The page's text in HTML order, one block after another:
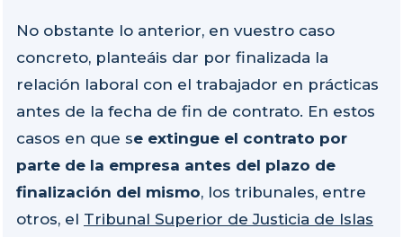
No obstante lo anterior, en vuestro caso
concreto, planteáis dar por finalizada la
relación laboral con el trabajador en prácticas
antes de la fecha de fin de contrato. En estos
casos en que se extingue el contrato por
parte de la empresa antes del plazo de
finalización del mismo, los tribunales, entre
otros, el Tribunal Superior de Justicia de Islas